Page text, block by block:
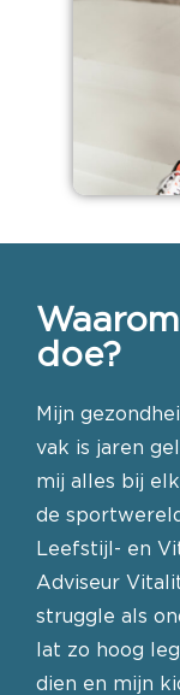
doe?
Mijn
vak is jaren
mij alles bij
de
Leefstijl- en
Adviseur
struggle als
lat zo hoog
dien en mijn